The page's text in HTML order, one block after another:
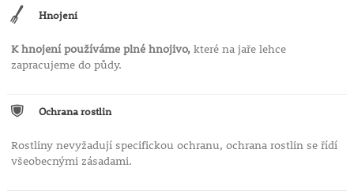
Hnojení
K hnojení používáme plné hnojivo,které na jaře lehce
zapracujeme do půdy.
Ochrana rostlin
Rostliny nevyžadují specifickou ochranu, ochrana rostlin se řídí
všeobecnými zásadami.